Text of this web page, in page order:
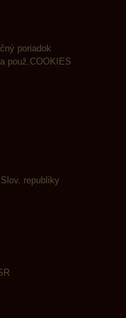
poriadok
použ.COOKIES
republiky